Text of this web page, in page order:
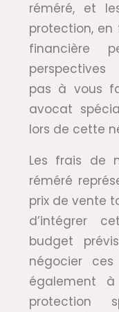
réméré, et
protection,
financière
perspectives
pas à vous
avocat
lors de cette
Les frais de
réméré
prix de vente
d’intégrer
budget
négocier
également
protection